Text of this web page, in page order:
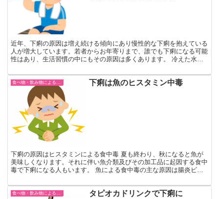
近年、下痢の原因は増え続ける傾向にあり慢性的な下痢を抱えている
人が増大しています。若者からお年寄りまで、誰でも下痢になる可能
性はあり、生活習慣の中にもその原因は多くあります。 冷えた水分
下痢は魚のヒスタミン中毒
下痢の原因はヒスタミンによる食中毒 夏も終わり、秋になると魚が
美味しくなります。それに伴い魚介類及びその加工品に起因する食中
毒で下痢になる人もいます。 魚による食中毒の主な原因は腸炎ビブ
タピオカドリンクで下痢に